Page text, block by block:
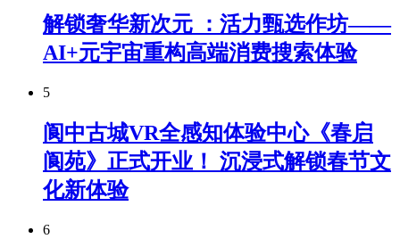
解锁奢华新次元 ：活力甄选作坊——
AI+元宇宙重构高端消费搜索体验
5
阆中古城VR全感知体验中心《春启
阆苑》正式开业！ 沉浸式解锁春节文
化新体验
6